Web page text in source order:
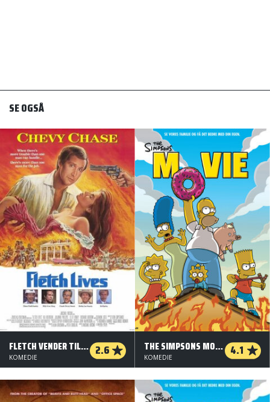
SE OGSÅ
FLETCH VENDER TILBAGE 2.6
KOMEDIE
THE SIMPSONS MOVIE (ORG. VERSION) 4.1
KOMEDIE